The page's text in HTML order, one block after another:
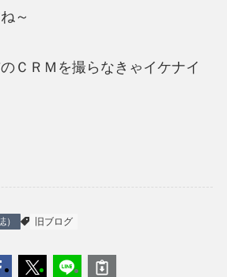
～
ＣＲＭを撮らなきゃイケナイ
旧ブログ